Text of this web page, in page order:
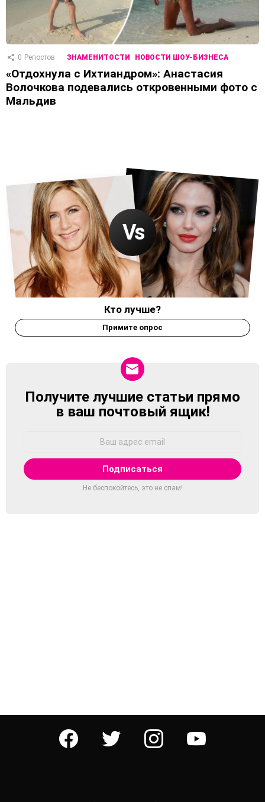
0 Репостов ЗНАМЕНИТОСТИ НОВОСТИ ШОУ-БИЗНЕСА
«Отдохнула с Ихтиандром»: Анастасия
Волочкова подевались откровенными фото с
Мальдив
Кто лучше?
Примите опрос
NEWSLETTER
Получите лучшие статьи прямо
в ваш почтовый ящик!
Не беспокойтесь, это не спам!
facebook twitter instagram